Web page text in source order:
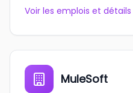
Voir les emplois et détails
MuleSoft